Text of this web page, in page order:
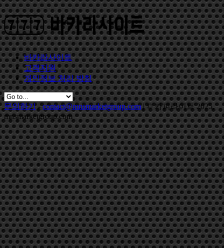
바카라사이트
고객지원
개인정보 처리 방침
문의하기-contact@mnsmarketgroup.com| © 카피라이트 2025,
mnsmarketgroup.com